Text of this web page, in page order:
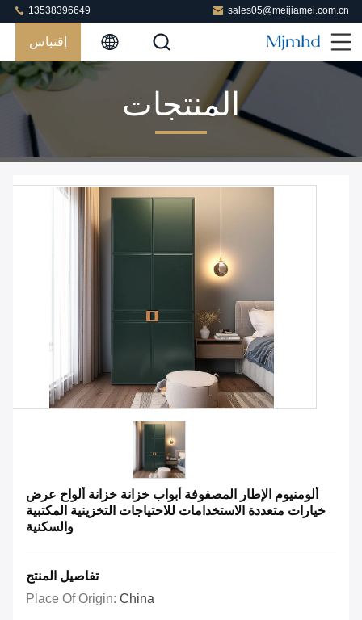
sales05@meijiamei.com.cn
13538396649
إقتباس
المنتجات
ألومنيوم الإطار المصفوفة أبواب خزانة خزانة ألواح عرض
خيارات متعددة الاستخدامات للاحتياجات التخزينية المكتبية
والسكنية
تفاصيل المنتج
Place Of Origin: China